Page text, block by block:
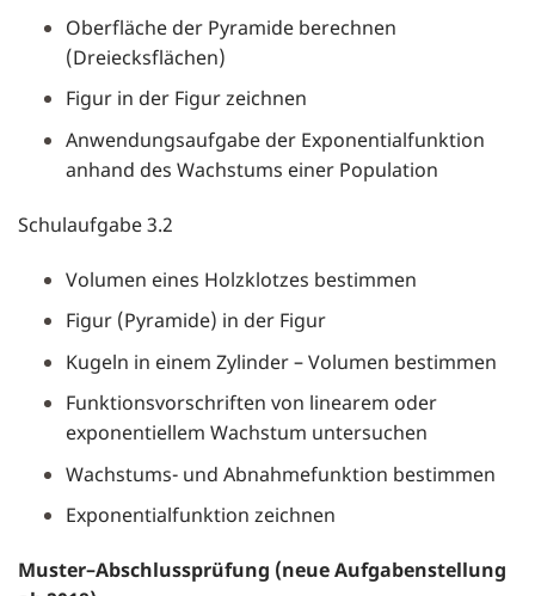
Oberfläche der Pyramide berechnen
(Dreiecksflächen)
Figur in der Figur zeichnen
Anwendungsaufgabe der Exponentialfunktion
anhand des Wachstums einer Population
Schulaufgabe 3.2
Volumen eines Holzklotzes bestimmen
Figur (Pyramide) in der Figur
Kugeln in einem Zylinder – Volumen bestimmen
Funktionsvorschriften von linearem oder
exponentiellem Wachstum untersuchen
Wachstums- und Abnahmefunktion bestimmen
Exponentialfunktion zeichnen
Muster­­–Abschlussprüfung (neue Aufgabenstellung